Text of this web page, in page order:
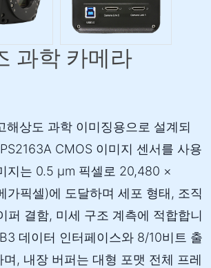
과학 카메라
해상도 과학 이미징용으로 설계되
CMOS 이미지 센서를 사용
지는 0.5 µm 픽셀로 20,480 ×
가픽셀)에 도달하며 세포 형태, 조직
퍼 결함, 미세 구조 계측에 적합합니
데이터 인터페이스와 8/10비트 출
며, 내장 버퍼는 대형 포맷 전체 프레